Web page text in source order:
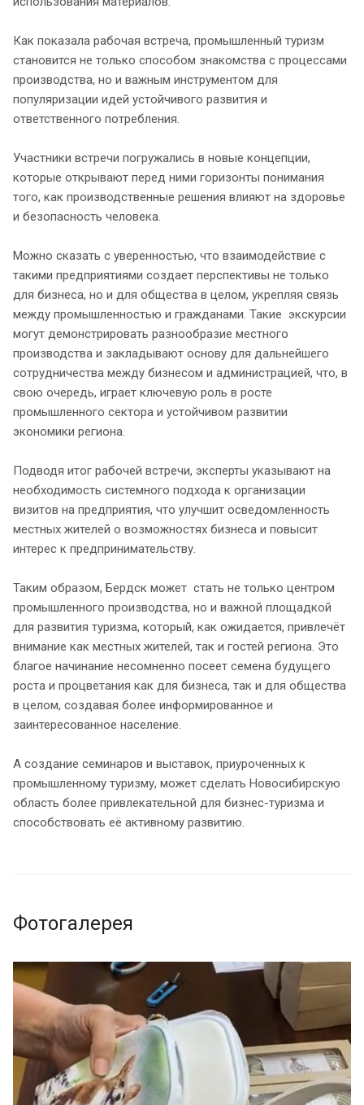
Как показала рабочая встреча, промышленный туризм
становится не только способом знакомства с процессами
производства, но и важным инструментом для
популяризации идей устойчивого развития и
ответственного потребления.
Участники встречи погружались в новые концепции,
которые открывают перед ними горизонты понимания
того, как производственные решения влияют на здоровье
и безопасность человека.
Можно сказать с уверенностью, что взаимодействие с
такими предприятиями создает перспективы не только
для бизнеса, но и для общества в целом, укрепляя связь
между промышленностью и гражданами. Такие экскурсии
могут демонстрировать разнообразие местного
производства и закладывают основу для дальнейшего
сотрудничества между бизнесом и администрацией, что, в
свою очередь, играет ключевую роль в росте
промышленного сектора и устойчивом развитии
экономики региона.
Подводя итог рабочей встречи, эксперты указывают на
необходимость системного подхода к организации
визитов на предприятия, что улучшит осведомленность
местных жителей о возможностях бизнеса и повысит
интерес к предпринимательству.
Таким образом, Бердск может стать не только центром
промышленного производства, но и важной площадкой
для развития туризма, который, как ожидается, привлечёт
внимание как местных жителей, так и гостей региона. Это
благое начинание несомненно посеет семена будущего
роста и процветания как для бизнеса, так и для общества
в целом, создавая более информированное и
заинтересованное население.
А создание семинаров и выставок, приуроченных к
промышленному туризму, может сделать Новосибирскую
область более привлекательной для бизнес-туризма и
способствовать её активному развитию.
Фотогалерея